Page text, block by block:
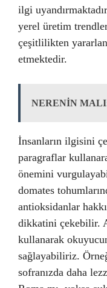
ilgi
yerel üretim
çeşitlilikten
etmektedir.
NERENİN
İnsanların ilgisini
paragraflar
önemini
domates
antioksidanlar
dikkatini çekebilir.
kullanarak
sağlayabiliriz.
sofranızda daha